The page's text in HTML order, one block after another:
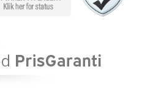
kr.